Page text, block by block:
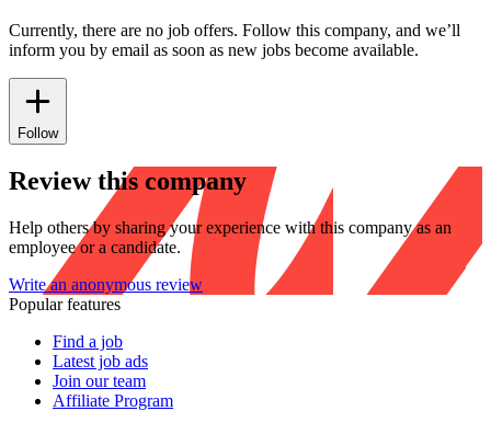
Currently, there are no job offers. Follow this company, and we’ll
inform you by email as soon as new jobs become available.
Follow
Review this company
Help others by sharing your experience with this company as an
employee or a candidate.
Write an anonymous review
Popular features
Find a job
Latest job ads
Join our team
Affiliate Program